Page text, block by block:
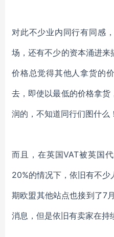
对此不少业内同行有同感
场，还有不少的资本涌进
价格总觉得其他人拿货的
去，即使以最低的价格拿
润的，不知道同行们图什么！
而且，在英国VAT被英国
20%的情况下，依旧有不
期欧盟其他站点也接到了7
消息，但是依旧有卖家在持